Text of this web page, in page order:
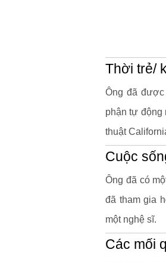
Thời trẻ/
Ông đã
phận tự động
thuật
Cuộc
Ông đã có
đã tham gia
một nghệ sĩ.
Các mối